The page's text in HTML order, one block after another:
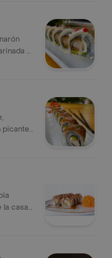
y
picante.
la casa